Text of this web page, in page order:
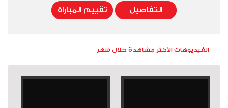
التفاصيل تقييم المباراة
الفيديوهات الأكثر مشاهدة خلال شهر